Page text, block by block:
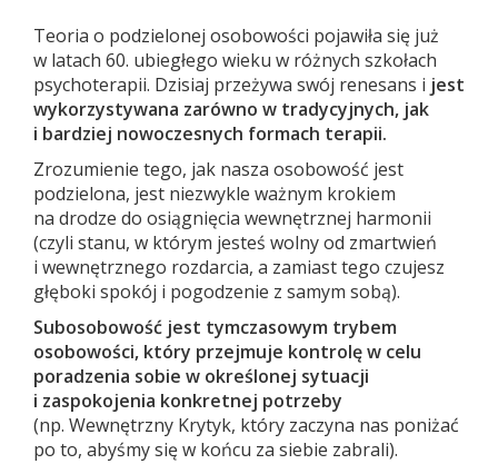
Teoria o podzielonej osobowości pojawiła się już
w latach 60. ubiegłego wieku w różnych szkołach
psychoterapii. Dzisiaj przeżywa swój renesans i jest
wykorzystywana zarówno w tradycyjnych, jak
i bardziej nowoczesnych formach terapii.
Zrozumienie tego, jak nasza osobowość jest
podzielona, jest niezwykle ważnym krokiem
na drodze do osiągnięcia wewnętrznej harmonii
(czyli stanu, w którym jesteś wolny od zmartwień
i wewnętrznego rozdarcia, a zamiast tego czujesz
głęboki spokój i pogodzenie z samym sobą).
Subosobowość jest tymczasowym trybem
osobowości, który przejmuje kontrolę w celu
poradzenia sobie w określonej sytuacji
i zaspokojenia konkretnej potrzeby
(np. Wewnętrzny Krytyk, który zaczyna nas poniżać
po to, abyśmy się w końcu za siebie zabrali).